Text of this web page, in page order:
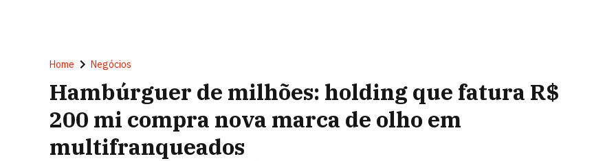
Home Negócios
Hambúrguer de milhões: holding que fatura R$
200 mi compra nova marca de olho em
multifranqueados